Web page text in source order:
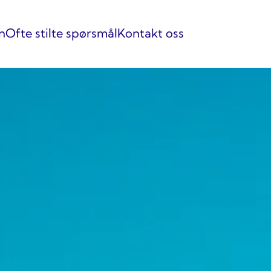
Ofte stilte spørsmålKontakt oss